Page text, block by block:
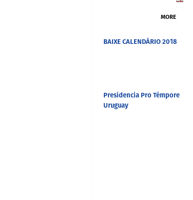
MORE
BAIXE CALENDÁRIO 2018
Presidencia Pro Témpore
Uruguay